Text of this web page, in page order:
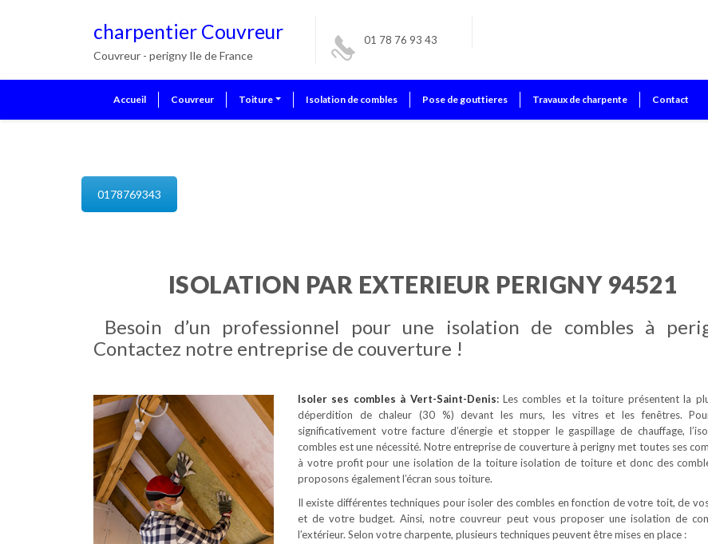
charpentier Couvreur
Couvreur - perigny Ile de France
01 78 76 93 43
Accueil Couvreur Toiture Isolation de combles Pose de gouttieres Travaux de charpente Contact
0178769343
ISOLATION PAR EXTERIEUR PERIGNY 94521
Besoin d’un professionnel pour une isolation de combles à
Contactez notre entreprise de couverture !
Isoler ses combles à Vert-Saint-Denis:Les combles et la toiture présentent la
déperdition de chaleur (30 %) devant les murs, les vitres et les fenêtres.
significativement votre facture d’énergie et stopper le gaspillage de chauffage,
combles est une nécessité. Notre entreprise de couverture à perigny met toutes ses
à votre profit pour une isolation de la toiture isolation de toiture et donc des
proposons également l’écran sous toiture.
Il existe différentes techniques pour isoler des combles en fonction de votre toit, de
et de votre budget. Ainsi, notre couvreur peut vous proposer une isolation de
l’extérieur. Selon votre charpente, plusieurs techniques peuvent être mises en place :